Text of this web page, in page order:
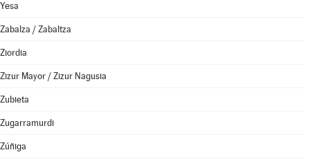
Yesa
Zabalza / Zabaltza
Ziordia
Zizur Mayor / Zizur Nagusia
Zubieta
Zugarramurdi
Zúñiga